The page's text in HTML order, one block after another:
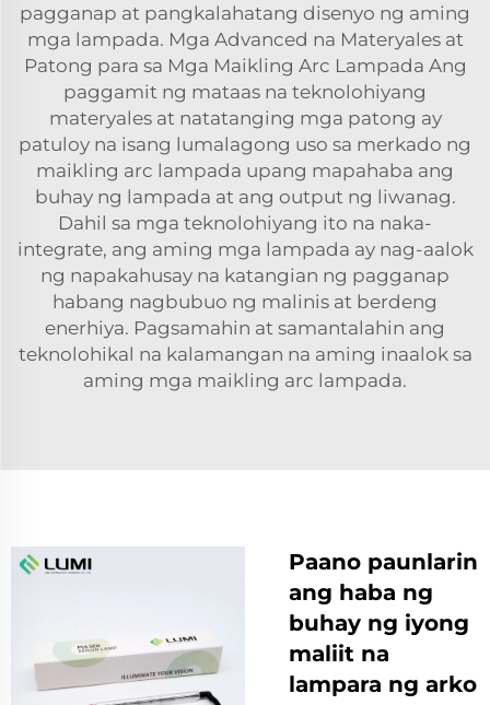
pagganap at pangkalahatang disenyo ng aming
mga lampada. Mga Advanced na Materyales at
Patong para sa Mga Maikling Arc Lampada Ang
paggamit ng mataas na teknolohiyang
materyales at natatanging mga patong ay
patuloy na isang lumalagong uso sa merkado ng
maikling arc lampada upang mapahaba ang
buhay ng lampada at ang output ng liwanag.
Dahil sa mga teknolohiyang ito na naka-
integrate, ang aming mga lampada ay nag-aalok
ng napakahusay na katangian ng pagganap
habang nagbubuo ng malinis at berdeng
enerhiya. Pagsamahin at samantalahin ang
teknolohikal na kalamangan na aming inaalok sa
aming mga maikling arc lampada.
Paano paunlarin
ang haba ng
buhay ng iyong
maliit na
lampara ng arko